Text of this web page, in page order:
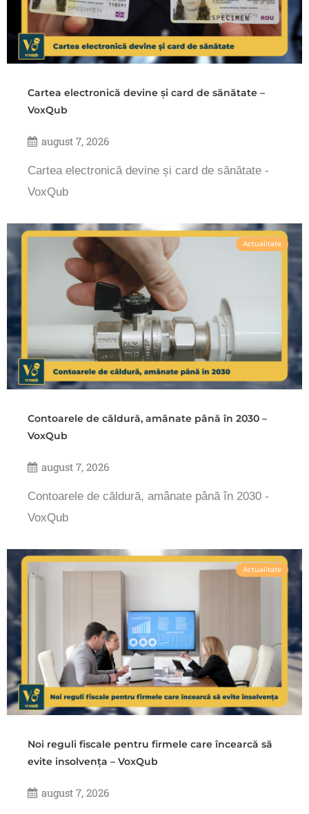
Cartea electronică devine și card de sănătate –
VoxQub
august 7, 2026
Cartea electronică devine și card de sănătate -
VoxQub
Actualitate
Contoarele de căldură, amânate până în 2030 –
VoxQub
august 7, 2026
Contoarele de căldură, amânate până în 2030 -
VoxQub
Actualitate
Noi reguli fiscale pentru firmele care încearcă să
evite insolvența – VoxQub
august 7, 2026